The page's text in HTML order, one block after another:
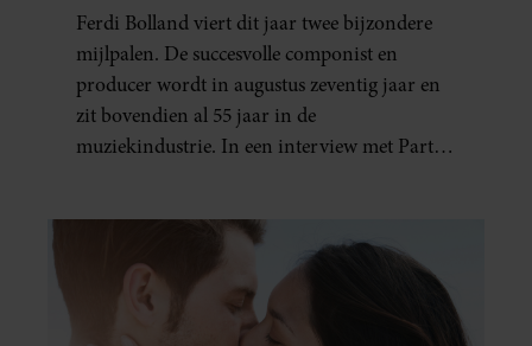
UIT MIJN AGENDA”
Ferdi Bolland viert dit jaar twee bijzondere
mijlpalen. De succesvolle componist en
producer wordt in augustus zeventig jaar en
zit bovendien al 55 jaar in de
muziekindustrie. In een interview met Party
waar zijn prioriteiten tegenwoordig liggen:
zijn gezin.